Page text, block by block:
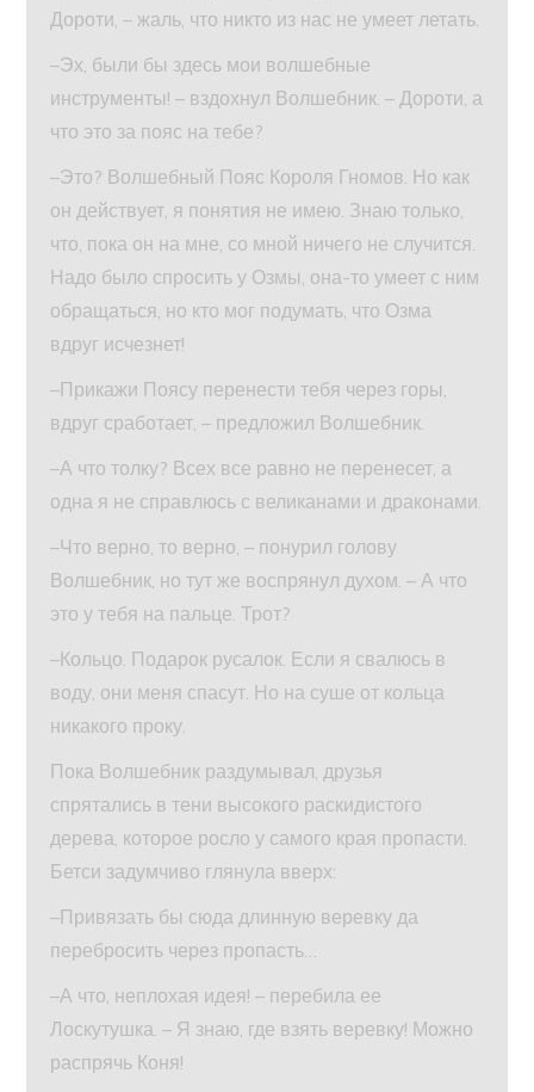
Дороти, – жаль, что никто из нас не умеет летать.
–Эх, были бы здесь мои волшебные
инструменты! – вздохнул Волшебник. – Дороти, а
что это за пояс на тебе?
–Это? Волшебный Пояс Короля Гномов. Но как
он действует, я понятия не имею. Знаю только,
что, пока он на мне, со мной ничего не случится.
Надо было спросить у Озмы, она-то умеет с ним
обращаться, но кто мог подумать, что Озма
вдруг исчезнет!
–Прикажи Поясу перенести тебя через горы,
вдруг сработает, – предложил Волшебник.
–А что толку? Всех все равно не перенесет, а
одна я не справлюсь с великанами и драконами.
–Что верно, то верно, – понурил голову
Волшебник, но тут же воспрянул духом. – А что
это у тебя на пальце. Трот?
–Кольцо. Подарок русалок. Если я свалюсь в
воду, они меня спасут. Но на суше от кольца
никакого проку.
Пока Волшебник раздумывал, друзья
спрятались в тени высокого раскидистого
дерева, которое росло у самого края пропасти.
Бетси задумчиво глянула вверх:
–Привязать бы сюда длинную веревку да
перебросить через пропасть…
–А что, неплохая идея! – перебила ее
Лоскутушка. – Я знаю, где взять веревку! Можно
распрячь Коня!